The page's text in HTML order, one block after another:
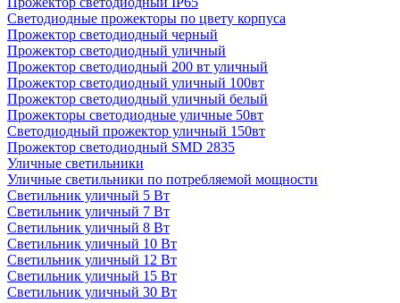
Светодиодные прожекторы по цвету корпуса
Прожектор светодиодный черный
Прожектор светодиодный уличный
Прожектор светодиодный 200 вт уличный
Прожектор светодиодный уличный 100вт
Прожектор светодиодный уличный белый
Прожекторы светодиодные уличные 50вт
Светодиодный прожектор уличный 150вт
Прожектор светодиодный SMD 2835
Уличные светильники
Уличные светильники по потребляемой мощности
Светильник уличный 5 Вт
Светильник уличный 7 Вт
Светильник уличный 8 Вт
Светильник уличный 10 Вт
Светильник уличный 12 Вт
Светильник уличный 15 Вт
Светильник уличный 30 Вт